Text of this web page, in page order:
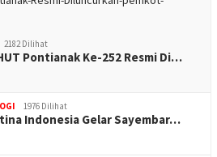
2182 Dilihat
Pontianak Ke-252 Resmi Di…
1976 Dilihat
Indonesia Gelar Sayembar…